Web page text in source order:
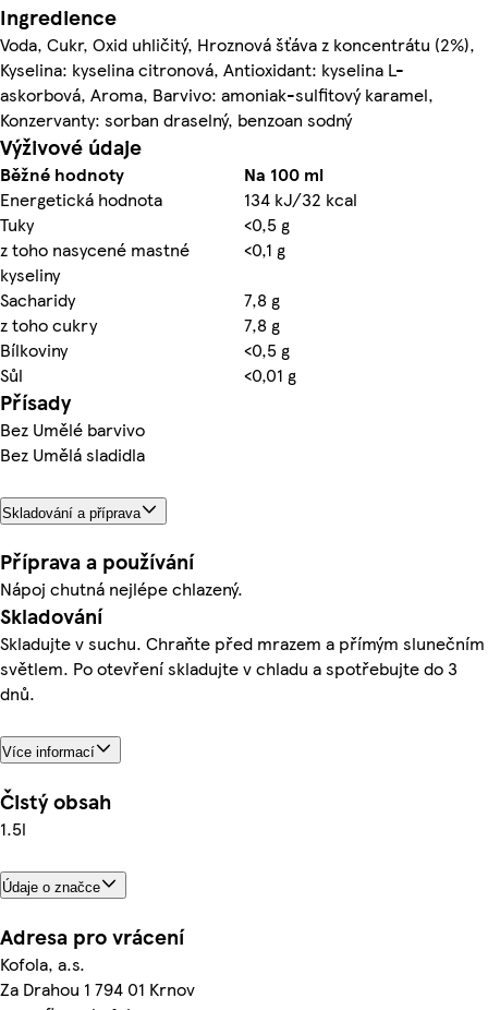
Ingredience
Voda, Cukr, Oxid uhličitý, Hroznová šťáva z koncentrátu (2%),
Kyselina: kyselina citronová, Antioxidant: kyselina L-
askorbová, Aroma, Barvivo: amoniak-sulfitový karamel,
Konzervanty: sorban draselný, benzoan sodný
Výživové údaje
Běžné hodnoty
Na 100 ml
Energetická hodnota
134 kJ/32 kcal
Tuky
<0,5 g
z toho nasycené mastné
kyseliny
<0,1 g
Sacharidy
7,8 g
z toho cukry
7,8 g
Bílkoviny
<0,5 g
Sůl
<0,01 g
Přísady
Bez Umělé barvivo
Bez Umělá sladidla
Skladování a příprava
Příprava a používání
Nápoj chutná nejlépe chlazený.
Skladování
Skladujte v suchu. Chraňte před mrazem a přímým slunečním
světlem. Po otevření skladujte v chladu a spotřebujte do 3
dnů.
Více informací
Čistý obsah
1.5l
Údaje o značce
Adresa pro vrácení
Kofola, a.s.
Za Drahou 1 794 01 Krnov